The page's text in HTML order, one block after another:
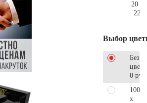
20
Выбор
Без
0 руб.
100
x